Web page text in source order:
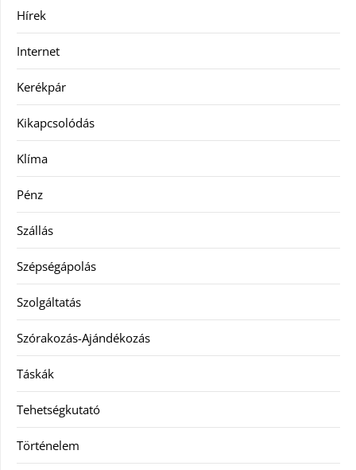
Hírek
Internet
Kerékpár
Kikapcsolódás
Klíma
Pénz
Szállás
Szépségápolás
Szolgáltatás
Szórakozás-Ajándékozás
Táskák
Tehetségkutató
Történelem